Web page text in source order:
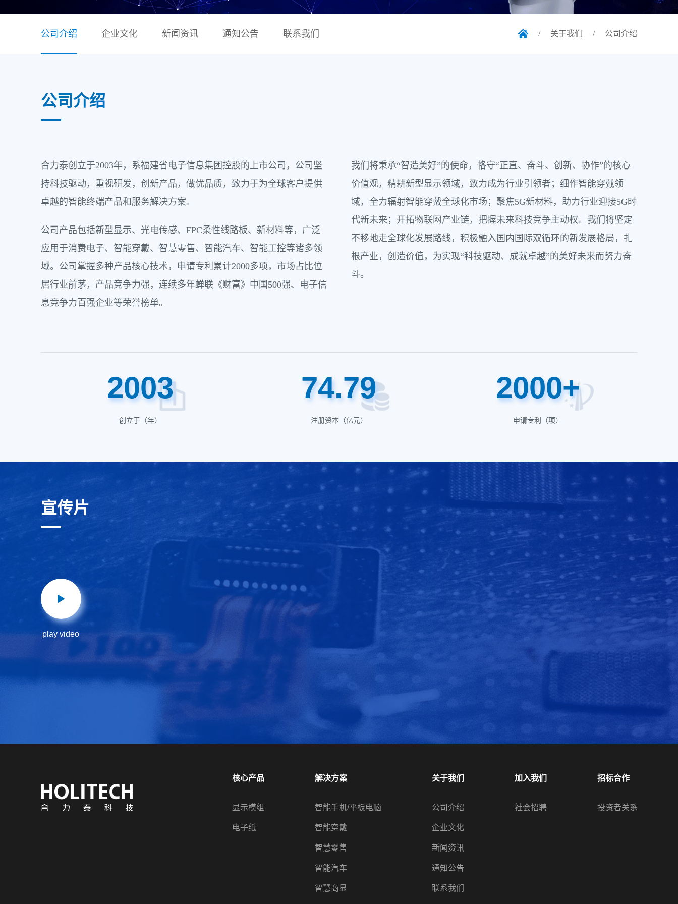
公司介绍 企业文化 新闻资讯 通知公告 联系我们 / 关于我们 / 公司介绍
公司介绍
合力泰创立于2003年，系福建省电子信息集团控股的上市公司，公司坚
持科技驱动，重视研发，创新产品，做优品质，致力于为全球客户提供
卓越的智能终端产品和服务解决方案。
公司产品包括新型显示、光电传感、FPC柔性线路板、新材料等，广泛
应用于消费电子、智能穿戴、智慧零售、智能汽车、智能工控等诸多领
域。公司掌握多种产品核心技术，申请专利累计2000多项，市场占比位
居行业前茅，产品竞争力强，连续多年蝉联《财富》中国500强、电子信
息竞争力百强企业等荣誉榜单。
我们将秉承“智造美好”的使命，恪守“正直、奋斗、创新、协作”的核心
价值观，精耕新型显示领域，致力成为行业引领者；细作智能穿戴领
域，全力辐射智能穿戴全球化市场；聚焦5G新材料，助力行业迎接5G时
代新未来；开拓物联网产业链，把握未来科技竞争主动权。我们将坚定
不移地走全球化发展路线，积极融入国内国际双循环的新发展格局，扎
根产业，创造价值，为实现“科技驱动、成就卓越”的美好未来而努力奋
斗。
2003
创立于（年）
74.79
注册资本（亿元）
2000+
申请专利（项）
宣传片
play video
核心产品
显示模组
电子纸
解决方案
智能手机/平板电脑
智能穿戴
智慧零售
智能汽车
智慧商显
关于我们
公司介绍
企业文化
新闻资讯
通知公告
联系我们
加入我们
社会招聘
招标合作
投资者关系